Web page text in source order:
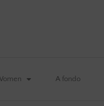
A fondo